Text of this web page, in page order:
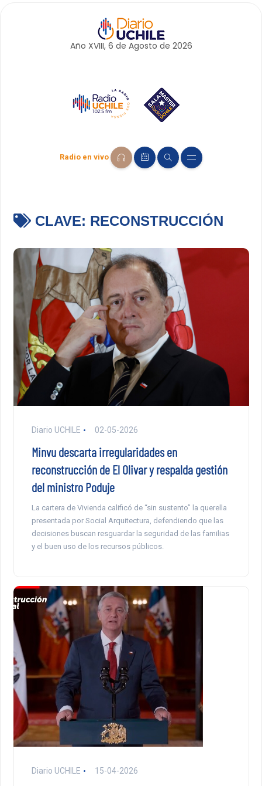
Año XVIII, 6 de Agosto de 2026
Radio en vivo
CLAVE: RECONSTRUCCIÓN
Diario UCHILE 02-05-2026
Minvu descarta irregularidades en
reconstrucción de El Olivar y respalda gestión
del ministro Poduje
La cartera de Vivienda calificó de “sin sustento” la querella
presentada por Social Arquitectura, defendiendo que las
decisiones buscan resguardar la seguridad de las familias
y el buen uso de los recursos públicos.
Diario UCHILE 15-04-2026